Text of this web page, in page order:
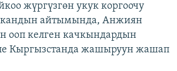
жүргүзгөн укук коргоочу
айтымында, Анжиян
ооп келген качкындардын
Кыргызстанда жашыруун жашап